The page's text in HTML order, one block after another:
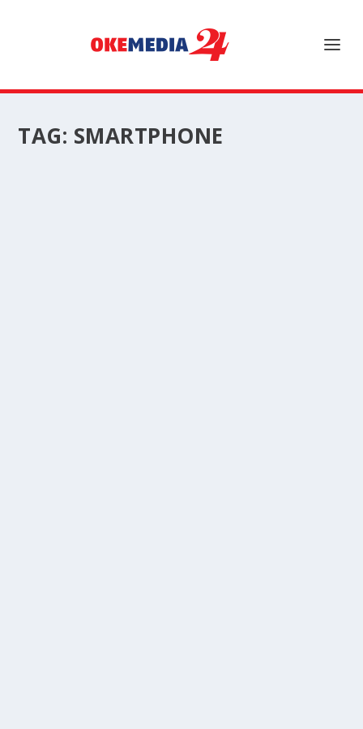
TAG: SMARTPHONE